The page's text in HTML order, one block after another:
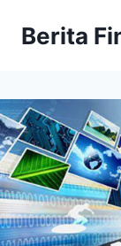
Berita